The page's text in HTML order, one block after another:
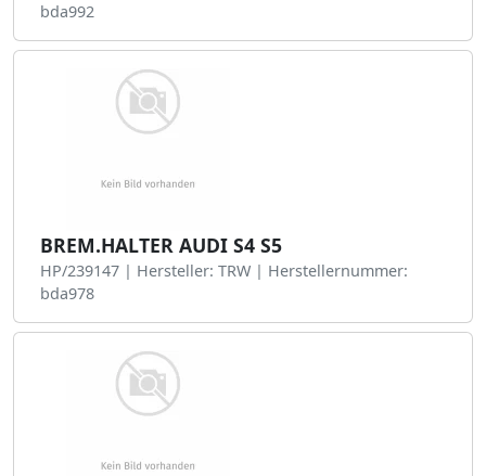
bda992
BREM.HALTER AUDI S4 S5
HP/239147 | Hersteller: TRW | Herstellernummer:
bda978